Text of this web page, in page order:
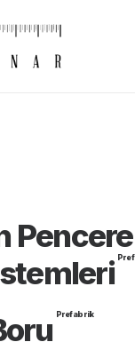
Prefabrik